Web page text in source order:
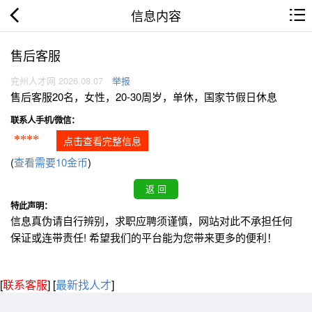
信息内容
售后客服
兖州人才网 2026.08.07 举报
售后客服20名，女性，20-30周岁，单休，国家节假日休息
联系人手机/微信：
**** 点击查看完整信息
(查看需要10金币)
特此声明：
信息真伪请自行辨别，求职应聘须谨慎，网站对此不承担任何
保证或连带责任! 希望我们的平台能为您带来更多的便利！
[联系客服] [最新找人才]